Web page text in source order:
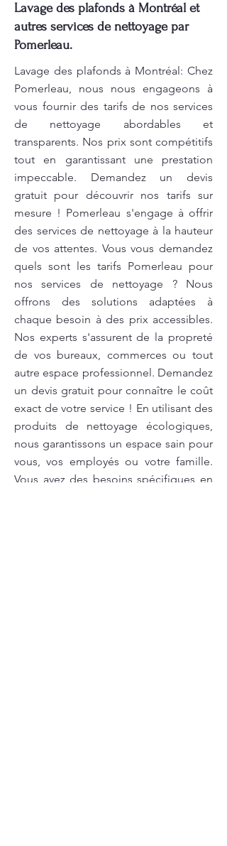
Lavage des plafonds à Montréal et
autres services de nettoyage par
Pomerleau.
Lavage des plafonds à Montréal: Chez
Pomerleau, nous nous engageons à
vous fournir des tarifs de nos services
de nettoyage abordables et
transparents. Nos prix sont compétitifs
tout en garantissant une prestation
impeccable. Demandez un devis
gratuit pour découvrir nos tarifs sur
mesure ! Pomerleau s'engage à offrir
des services de nettoyage à la hauteur
de vos attentes. Vous vous demandez
quels sont les tarifs Pomerleau pour
nos services de nettoyage ? Nous
offrons des solutions adaptées à
chaque besoin à des prix accessibles.
Nos experts s'assurent de la propreté
de vos bureaux, commerces ou tout
autre espace professionnel. Demandez
un devis gratuit pour connaître le coût
exact de votre service ! En utilisant des
produits de nettoyage écologiques,
nous garantissons un espace sain pour
vous, vos employés ou votre famille.
Vous avez des besoins spécifiques en